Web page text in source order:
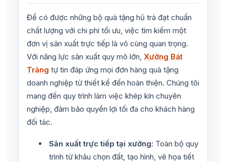
Để có được những bộ quà tặng hũ trà đạt chuẩn
chất lượng với chi phí tối ưu, việc tìm kiếm một
đơn vị sản xuất trực tiếp là vô cùng quan trọng.
Với năng lực sản xuất quy mô lớn, Xưởng Bát
Tràng tự tin đáp ứng mọi đơn hàng quà tặng
doanh nghiệp từ thiết kế đến hoàn thiện. Chúng tôi
mang đến quy trình làm việc khép kín chuyên
nghiệp, đảm bảo quyền lợi tối đa cho khách hàng
đối tác.
Sản xuất trực tiếp tại xưởng: Toàn bộ quy
trình từ khâu chọn đất, tạo hình, vẽ họa tiết